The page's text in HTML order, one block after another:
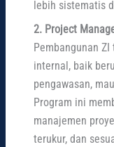
lebih sistematis
2. Project
Pembangunan
internal, baik
pengawasan,
Program ini
manajemen
terukur, dan